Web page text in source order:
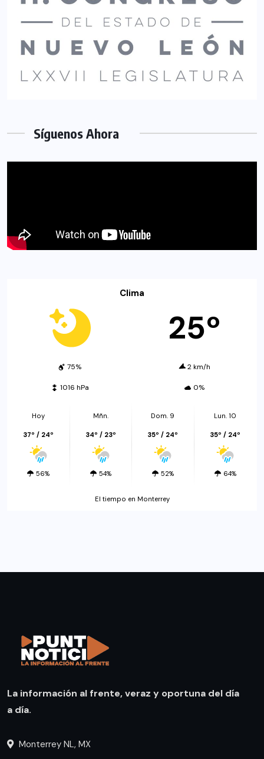
Síguenos Ahora
Clima
25º
75% 2 km/h
1016 hPa 0%
Hoy
37º / 24º
56%
Mñn.
34º / 23º
54%
Dom. 9
35º / 24º
52%
Lun. 10
35º / 24º
64%
El tiempo en Monterrey
La información al frente, veraz y oportuna del día
a día.
Monterrey NL, MX